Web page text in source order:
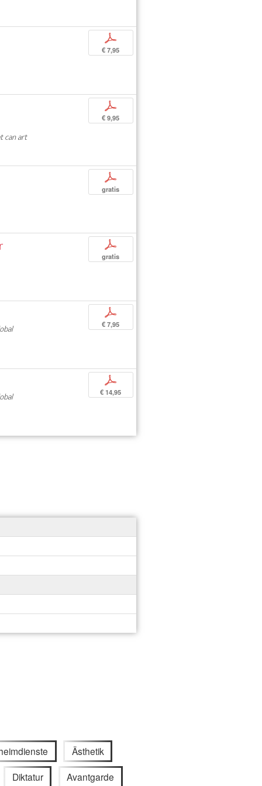
p
€ 7,95
can art
p
€ 9,95
p
gratis
p
gratis
p
€ 7,95
p
€ 14,95
Ästhetik
Diktatur Avantgarde